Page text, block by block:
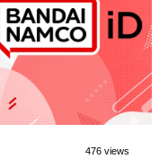
476 views